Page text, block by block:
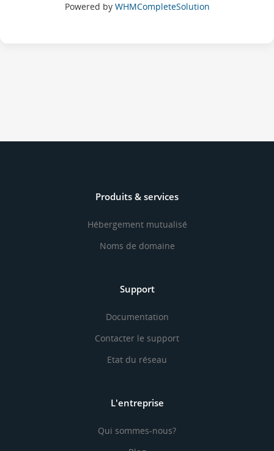
Powered by WHMCompleteSolution
Produits & services
Hébergement mutualisé
Noms de domaine
Support
Documentation
Contacter le support
Etat du réseau
L'entreprise
Qui sommes-nous?